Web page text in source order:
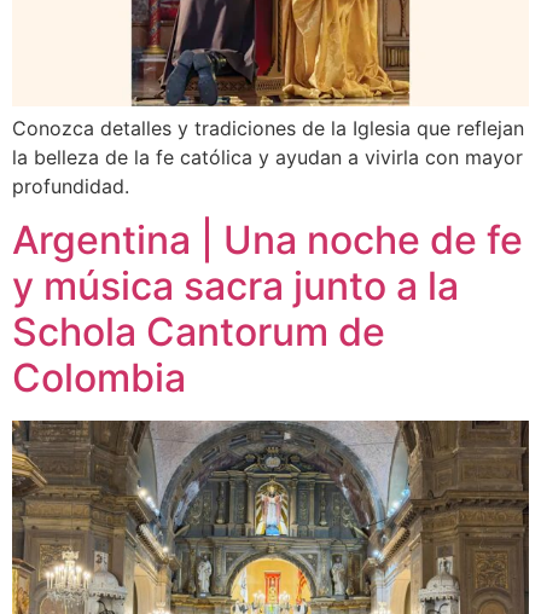
Conozca detalles y tradiciones de la Iglesia que reflejan
la belleza de la fe católica y ayudan a vivirla con mayor
profundidad.
Argentina | Una noche de fe
y música sacra junto a la
Schola Cantorum de
Colombia